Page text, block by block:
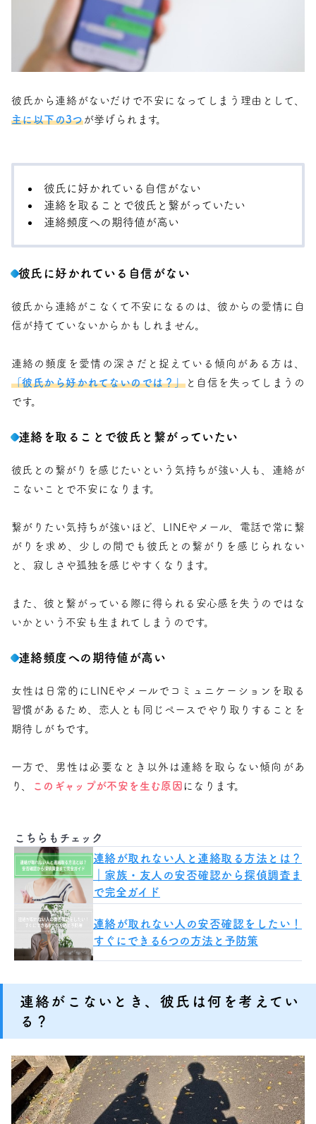
彼氏から連絡がないだけで不安になってしまう理由として、
主に以下の3つが挙げられます。
彼氏に好かれている自信がない
連絡を取ることで彼氏と繋がっていたい
連絡頻度への期待値が高い
彼氏に好かれている自信がない
彼氏から連絡がこなくて不安になるのは、彼からの愛情に自
信が持てていないからかもしれません。
連絡の頻度を愛情の深さだと捉えている傾向がある方は、
「彼氏から好かれてないのでは？」と自信を失ってしまうの
です。
連絡を取ることで彼氏と繋がっていたい
彼氏との繋がりを感じたいという気持ちが強い人も、連絡が
こないことで不安になります。
繋がりたい気持ちが強いほど、LINEやメール、電話で常に繋
がりを求め、少しの間でも彼氏との繋がりを感じられない
と、寂しさや孤独を感じやすくなります。
また、彼と繋がっている際に得られる安心感を失うのではな
いかという不安も生まれてしまうのです。
連絡頻度への期待値が高い
女性は日常的にLINEやメールでコミュニケーションを取る
習慣があるため、恋人とも同じペースでやり取りすることを
期待しがちです。
一方で、男性は必要なとき以外は連絡を取らない傾向があ
り、
このギャップが不安を生む原因 になります。
こちらもチェック
連絡が取れない人と連絡取る方法とは？
｜家族・友人の安否確認から探偵調査ま
で完全ガイド
連絡が取れない人の安否確認をしたい！
すぐにできる6つの方法と予防策
連絡がこないとき、彼氏は何を考えてい
る？